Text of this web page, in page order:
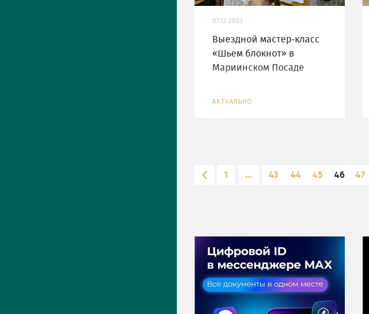
07.12.2023
Выездной мастер-класс
«Шьем блокнот» в
Мариинском Посаде
АКТУАЛЬНО
1 ... 43 44 45 46 47
ПРЕСС-ЦЕНТР
Актуально
Новости